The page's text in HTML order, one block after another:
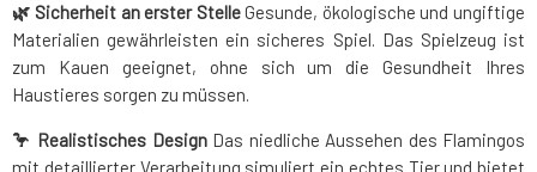
🌿 Sicherheit an erster StelleGesunde, ökologische und ungiftige
Materialien gewährleisten ein sicheres Spiel. Das Spielzeug ist
zum Kauen geeignet, ohne sich um die Gesundheit Ihres
Haustieres sorgen zu müssen.
🦩 Realistisches DesignDas niedliche Aussehen des Flamingos